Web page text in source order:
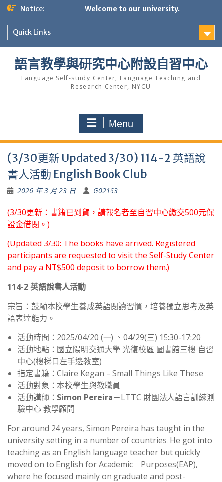
Skip
content
Notice: Welcome to our university.
Quick Links
語言教學與研究中心附設自習中心
Language Self-study Center, Language Teaching and
Research Center, NYCU
Menu
(3/30更新 Updated 3/30) 114-2 英語說
書人活動 English Book Club
2026 年 3 月 23 日 G02163
(3/30更新：書籍已到貨，請報名者至自習中心繳交500元保
證金借閱。)
(Updated 3/30: The books have arrived. Registered
participants are requested to visit the Self-Study Center
and pay a NT$500 deposit to borrow them.)
114-2 英語說書人活動
宗旨：鼓勵本校學生養成英語閱讀習慣，培養獨立思考及英
語表達能力。
活動時間：2025/04/20 (一) 、04/29(三) 15:30-17:20
活動地點：國立陽明交通大學 光復校區 圖書館三樓 自習
中心(樓梯口左手邊教室)
指定書籍：Claire Kegan – Small Things Like These
活動對象：本校學生與教職員
活動講師： Simon Pereira－LTTC 財團法人語言訓練測
驗中心 教學顧問
For around 24 years, Simon Pereira has taught in the
university setting in a number of countries. He got into
teaching as an English language teacher but quickly
moved on to English for Academic Purposes(EAP),
where he focused mainly on graduate and post-